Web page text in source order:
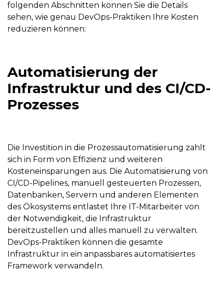
folgenden Abschnitten können Sie die Details
sehen, wie genau DevOps-Praktiken Ihre Kosten
reduzieren können:
Automatisierung der
Infrastruktur und des CI/CD-
Prozesses
Die Investition in die Prozessautomatisierung zahlt
sich in Form von Effizienz und weiteren
Kosteneinsparungen aus. Die Automatisierung von
CI/CD-Pipelines, manuell gesteuerten Prozessen,
Datenbanken, Servern und anderen Elementen
des Ökosystems entlastet Ihre IT-Mitarbeiter von
der Notwendigkeit, die Infrastruktur
bereitzustellen und alles manuell zu verwalten.
DevOps-Praktiken können die gesamte
Infrastruktur in ein anpassbares automatisiertes
Framework verwandeln.